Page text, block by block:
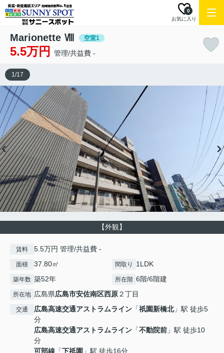
お気に入り
0
Marionette Ⅷ 空室1
5.5万円 管理/共益費 -
【外観】
1/17
賃料 5.5万円 管理/共益費 -
面積 37.80㎡ 間取り 1LDK
築年数 築52年 所在階 6階/6階建
所在地 広島県広島市安佐南区西原２丁目
交通 広島高速交通アストラムライン 「祇園新橋北」駅 徒歩5
分
広島高速交通アストラムライン 「不動院前 」駅 徒歩10
分
可部線 「下祇園 」駅 徒歩16分